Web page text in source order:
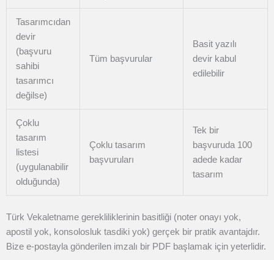
Tasarımcıdan
devir
(başvuru
sahibi
tasarımcı
değilse)
Tüm başvurular
Basit yazılı
devir kabul
edilebilir
Çoklu
tasarım
listesi
(uygulanabilir
olduğunda)
Çoklu tasarım
başvuruları
Tek bir
başvuruda 100
adede kadar
tasarım
Türk Vekaletname gerekliliklerinin basitliği (noter onayı yok,
apostil yok, konsolosluk tasdiki yok) gerçek bir pratik avantajdır.
Bize e-postayla gönderilen imzalı bir PDF başlamak için yeterlidir.